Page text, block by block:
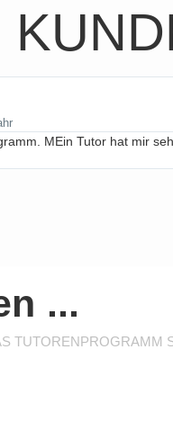
MEin Tutor hat mir
...
TUTORENPROGRAMM